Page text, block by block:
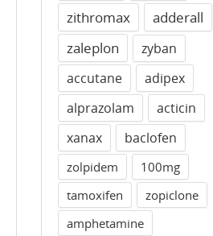
zithromax
adderall
zaleplon
zyban
accutane
adipex
alprazolam
acticin
xanax
baclofen
zolpidem
100mg
tamoxifen
zopiclone
amphetamine